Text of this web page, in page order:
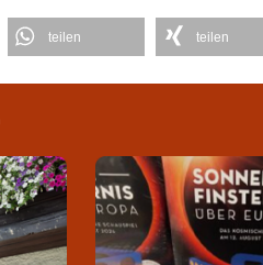
teilen teilen